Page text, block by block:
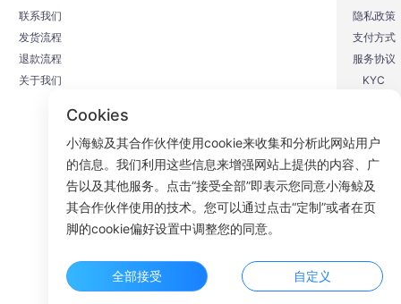
联系我们
发货流程
退款流程
关于我们
隐私政策
支付方式
服务协议
KYC
ROOM
Cookies
小海鲸及其合作伙伴使用cookie来收集和分析此网站用户
的信息。我们利用这些信息来增强网站上提供的内容、广
告以及其他服务。点击“接受全部”即表示您同意小海鲸及
其合作伙伴使用的技术。您可以通过点击“定制”或者在页
脚的cookie偏好设置中调整您的同意。
全部接受 自定义